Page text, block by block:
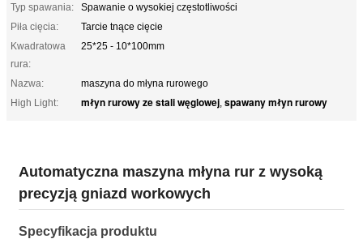
Typ spawania:
Spawanie o wysokiej częstotliwości
Piła cięcia:
Tarcie tnące cięcie
Kwadratowa
rura:
25*25 - 10*100mm
Nazwa:
maszyna do młyna rurowego
High Light:
młyn rurowy ze stali węglowej, spawany młyn rurowy
Automatyczna maszyna młyna rur z wysoką
precyzją gniazd workowych
Specyfikacja produktu